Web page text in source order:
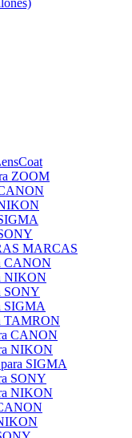
ZOOM
MARCAS
CANON
NIKON
SONY
SIGMA
TAMRON
CANON
NIKON
SIGMA
SONY
NIKON